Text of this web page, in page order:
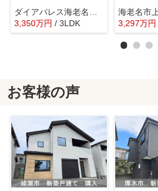
3,350万円 / 3LDK
3,297万円
お客様の声